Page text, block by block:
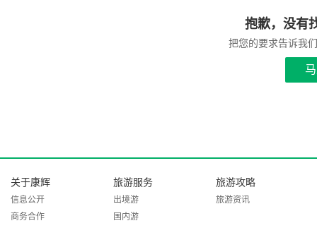
抱歉，没有
把您的要求告诉我
关于康辉
信息公开
商务合作
旅游服务
出境游
国内游
旅游攻略
旅游资讯